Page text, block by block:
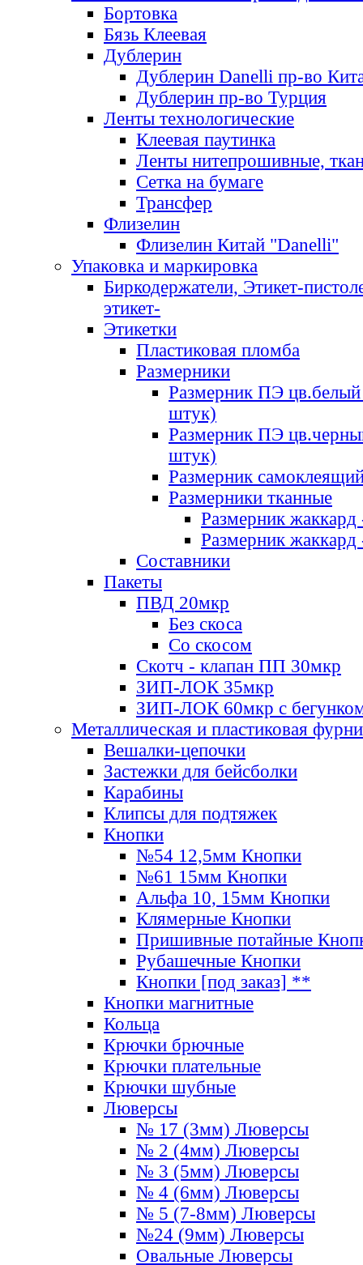
Бортовка
Бязь Клеевая
Дублерин
Дублерин Danelli пр-во
Дублерин пр-во Турция
Ленты технологические
Клеевая паутинка
Ленты нитепрошивные,
Сетка на бумаге
Трансфер
Флизелин
Флизелин Китай "Danelli"
Упаковка и маркировка
Биркодержатели, Этикет-
этикет-
Этикетки
Пластиковая пломба
Размерники
Размерник ПЭ цв.белый
штук)
Размерник ПЭ
штук)
Размерник
Размерники тканные
Размерник
Размерник
Составники
Пакеты
ПВД 20мкр
Без скоса
Со скосом
Скотч - клапан ПП 30мкр
ЗИП-ЛОК 35мкр
ЗИП-ЛОК 60мкр с
Металлическая и пластиковая
Вешалки-цепочки
Застежки для бейсболки
Карабины
Клипсы для подтяжек
Кнопки
№54 12,5мм Кнопки
№61 15мм Кнопки
Альфа 10, 15мм Кнопки
Клямерные Кнопки
Пришивные потайные
Рубашечные Кнопки
Кнопки [под заказ] **
Кнопки магнитные
Кольца
Крючки брючные
Крючки плательные
Крючки шубные
Люверсы
№ 17 (3мм) Люверсы
№ 2 (4мм) Люверсы
№ 3 (5мм) Люверсы
№ 4 (6мм) Люверсы
№ 5 (7-8мм) Люверсы
№24 (9мм) Люверсы
Овальные Люверсы